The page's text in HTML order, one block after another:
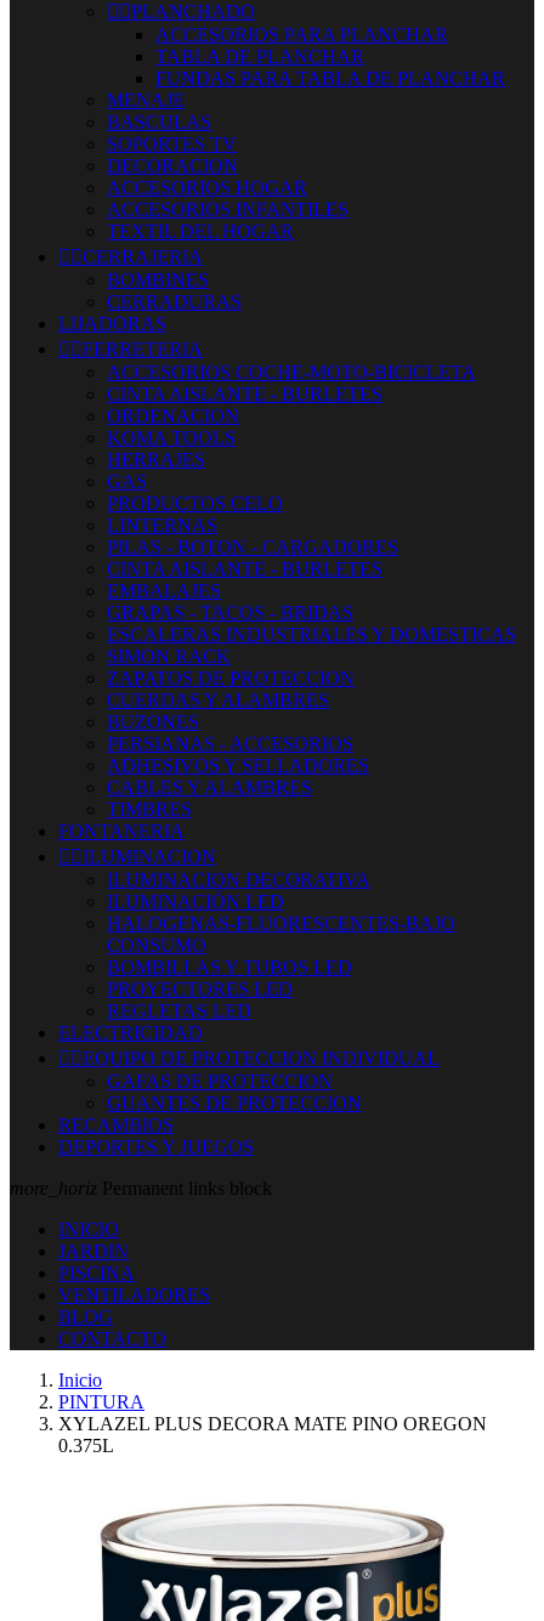
 PLANCHADO
ACCESORIOS PARA PLANCHAR
TABLA DE PLANCHAR
FUNDAS PARA TABLA DE PLANCHAR
MENAJE
BASCULAS
SOPORTES TV
DECORACION
ACCESORIOS HOGAR
ACCESORIOS INFANTILES
TEXTIL DEL HOGAR
 CERRAJERIA
BOMBINES
CERRADURAS
LIJADORAS
 FERRETERIA
ACCESORIOS COCHE-MOTO-BICICLETA
CINTA AISLANTE - BURLETES
ORDENACION
KOMA TOOLS
HERRAJES
GAS
PRODUCTOS CELO
LINTERNAS
PILAS - BOTON - CARGADORES
CINTA AISLANTE - BURLETES
EMBALAJES
GRAPAS - TACOS - BRIDAS
ESCALERAS INDUSTRIALES Y DOMESTICAS
SIMON RACK
ZAPATOS DE PROTECCION
CUERDAS Y ALAMBRES
BUZONES
PERSIANAS - ACCESORIOS
ADHESIVOS Y SELLADORES
CABLES Y ALAMBRES
TIMBRES
FONTANERIA
 ILUMINACION
ILUMINACION DECORATIVA
ILUMINACIÓN LED
HALOGENAS-FLUORESCENTES-BAJO
CONSUMO
BOMBILLAS Y TUBOS LED
PROYECTORES LED
REGLETAS LED
ELECTRICIDAD
 EQUIPO DE PROTECCION INDIVIDUAL
GAFAS DE PROTECCION
GUANTES DE PROTECCION
RECAMBIOS
DEPORTES Y JUEGOS
more_horiz Permanent links block
INICIO
JARDIN
PISCINA
VENTILADORES
BLOG
CONTACTO
Inicio
PINTURA
XYLAZEL PLUS DECORA MATE PINO OREGON
0.375L